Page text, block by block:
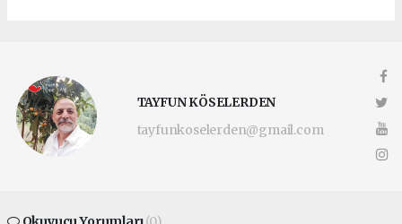
TAYFUN KÖSELERDEN
tayfunkoselerden@gmail.com